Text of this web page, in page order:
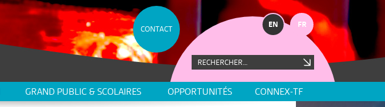
EN FR
CONTACT
GRAND PUBLIC & SCOLAIRES OPPORTUNITÉS CONNEX-TF